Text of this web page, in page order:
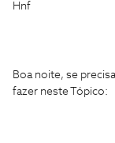
Hnf
Boa noite, se
fazer neste Tópico: